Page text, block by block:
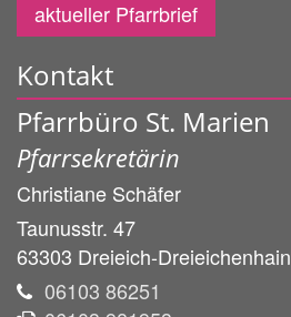
aktueller Pfarrbrief
Kontakt
Pfarrbüro St. Marien
Pfarrsekretärin
Christiane Schäfer
Taunusstr. 47
63303 Dreieich-Dreieichenhain
06103 86251